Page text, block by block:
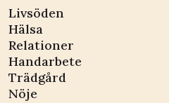
Livsöden
Hälsa
Relationer
Handarbete
Trädgård
Nöje